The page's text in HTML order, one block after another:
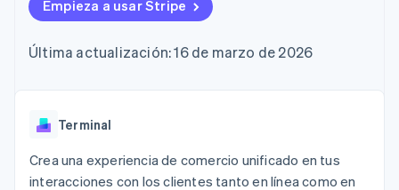
Métodos de
pago
de 125
Authorization
Boost
Optimizaciones
de aceptación
Link
Recognition
Automatización
Stripe Sigma
personalizados
criptomoneda
Gestión del dinero
SaaS
Empresas de IA
Economía de los
creadores
Gestionar
Ofrecer cobro por
consumo
respaldadas por
Empresa
producto
Sessions
Empieza a usar Stripe
Última actualización: 16 de marzo de 2026
Terminal
Crea una experiencia de comercio unificado en tus
interacciones con los clientes tanto en línea como en